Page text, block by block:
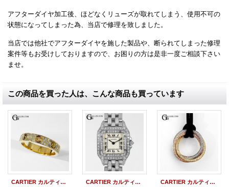
アフターダイヤ加工後、ほどなくリューズが取れてしまう、使用不可の
状態になってしまった為、当店で修理を致しました。
当店では他社でアフターダイヤを施した製品や、断られてしまった修理
案件等もお受けしておりますので、お困りの方は是非一度ご相談下さい
ませ。
この商品を買った人は、こんな商品も買っています
CARTIER カルティエ ラブリング SM 変形 歪み修理（アフターダイヤ製品） CARTIER カルティエ パンテール SM オーバーホール （アフターダイヤ製品） CARTIER カルティエ トリニティ ペンダント 新品仕上げ ポリッシュ加工（アフターダイヤ製品）